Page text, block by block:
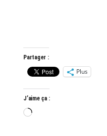
Partager :
Plus
J’aime ça :
Chargement…